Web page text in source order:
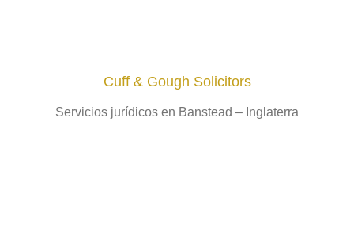
Cuff & Gough Solicitors
Servicios jurídicos en Banstead – Inglaterra